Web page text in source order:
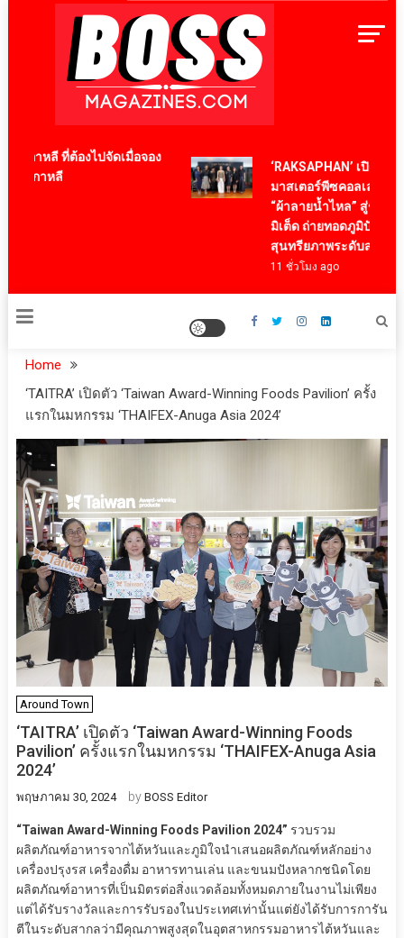
BossMagazinesThailand
กาหลี ที่ต้องไปจัดเมื่อจอง
เกาหลี
‘RAKSAPHAN’ เปิดฉากค
มาสเตอร์พีซคอลเลกชันแรก
“ผ้าลายน้ำไหล” สู่ชิ้นงาน
มิเต็ด ถ่ายทอดภูมิปัญญาท้อ
สุนทรียภาพระดับสากล
11 ชั่วโมง ago
Home
‘TAITRA’ เปิดตัว ‘Taiwan Award-Winning Foods Pavilion’ ครั้ง
แรกในมหกรรม ‘THAIFEX-Anuga Asia 2024’
Around Town
‘TAITRA’ เปิดตัว ‘Taiwan Award-Winning Foods
Pavilion’ ครั้งแรกในมหกรรม ‘THAIFEX-Anuga Asia
2024’
พฤษภาคม 30, 2024 by BOSS Editor
“Taiwan Award-Winning Foods Pavilion 2024” รวบรวม
ผลิตภัณฑ์อาหารจากไต้หวันและภูมิใจนำเสนอผลิตภัณฑ์หลักอย่าง
เครื่องปรุงรส เครื่องดื่ม อาหารทานเล่น และขนมปังหลากชนิดโดย
ผลิตภัณฑ์อาหารที่เป็นมิตรต่อสิ่งแวดล้อมทั้งหมดภายในงานไม่เพียง
แต่ได้รับรางวัลและการรับรองในประเทศเท่านั้นแต่ยังได้รับการการัน
ตีในระดับสากลว่ามีคุณภาพสูงสุดในอุตสาหกรรมอาหารไต้หวันและ